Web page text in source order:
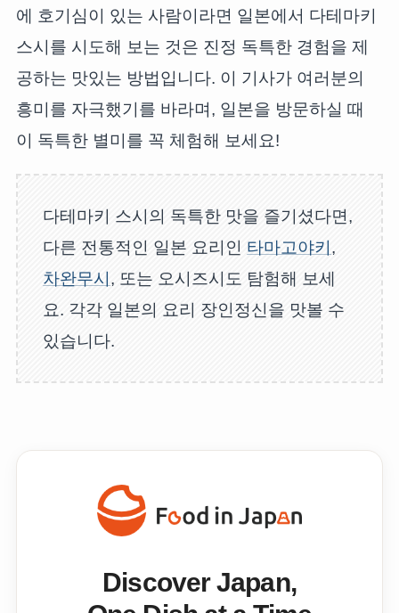
에 호기심이 있는 사람이라면 일본에서 다테마키
스시를 시도해 보는 것은 진정 독특한 경험을 제
공하는 맛있는 방법입니다. 이 기사가 여러분의
흥미를 자극했기를 바라며, 일본을 방문하실 때
이 독특한 별미를 꼭 체험해 보세요!
다테마키 스시의 독특한 맛을 즐기셨다면,
다른 전통적인 일본 요리인 타마고야키 ,
차완무시 , 또는 오시즈시도 탐험해 보세
요. 각각 일본의 요리 장인정신을 맛볼 수
있습니다.
Discover Japan,